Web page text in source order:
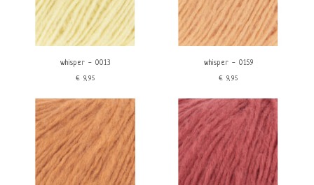
whisper - 0013
€9,95
whisper - 0159
€9,95